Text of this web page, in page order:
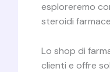
esploreremo
steroidi
Lo shop di
clienti e offre